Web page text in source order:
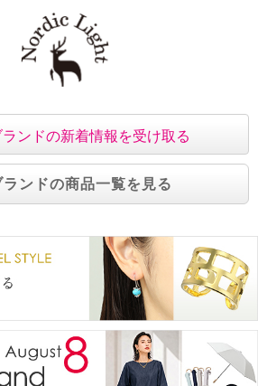
ランドの新着情報を受け取る
ランドの商品一覧を見る